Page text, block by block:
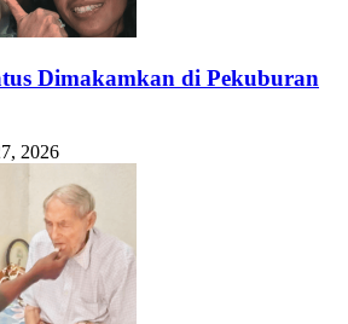
Dimakamkan di Pekuburan
2026